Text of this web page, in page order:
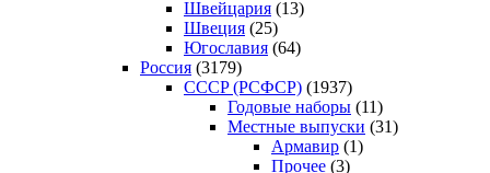
Швейцария (13)
Швеция (25)
Югославия (64)
Россия (3179)
CCCP (РСФСР) (1937)
Годовые наборы (11)
Местные выпуски (31)
Армавир (1)
Прочее (3)